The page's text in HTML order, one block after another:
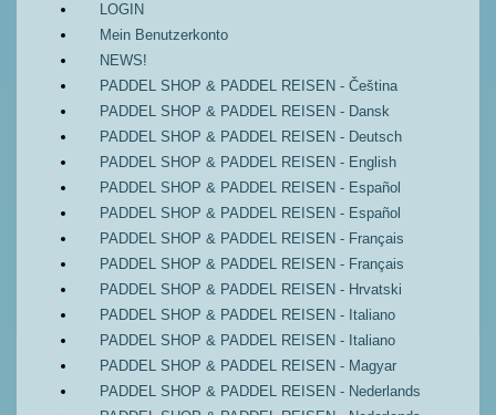
LOGIN
Mein Benutzerkonto
NEWS!
PADDEL SHOP & PADDEL REISEN - Čeština
PADDEL SHOP & PADDEL REISEN - Dansk
PADDEL SHOP & PADDEL REISEN - Deutsch
PADDEL SHOP & PADDEL REISEN - English
PADDEL SHOP & PADDEL REISEN - Español
PADDEL SHOP & PADDEL REISEN - Español
PADDEL SHOP & PADDEL REISEN - Français
PADDEL SHOP & PADDEL REISEN - Français
PADDEL SHOP & PADDEL REISEN - Hrvatski
PADDEL SHOP & PADDEL REISEN - Italiano
PADDEL SHOP & PADDEL REISEN - Italiano
PADDEL SHOP & PADDEL REISEN - Magyar
PADDEL SHOP & PADDEL REISEN - Nederlands